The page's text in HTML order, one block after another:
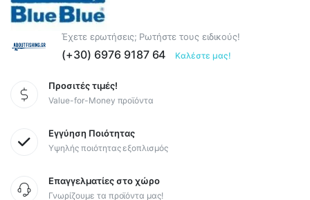
Έχετε ερωτήσεις; Ρωτήστε τους ειδικούς!
(+30) 6976 9187 64 Καλέστε μας!
Προσιτές τιμές!
Value-for-Money προϊόντα
Εγγύηση Ποιότητας
Υψηλής ποιότητας εξοπλισμός
Επαγγελματίες στο χώρο
Γνωρίζουμε τα προϊόντα μας!